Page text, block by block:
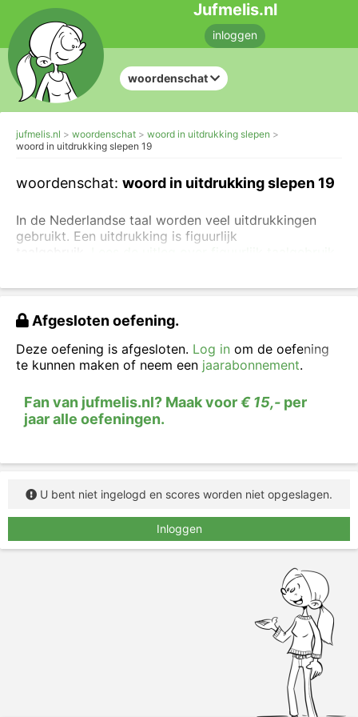
Jufmelis.nl
inloggen
woordenschat
jufmelis.nl woordenschat
woord in uitdrukking slepen
woord in uitdrukking slepen 19
woordenschat: woord in uitdrukking slepen 19
In de Nederlandse taal worden veel uitdrukkingen
gebruikt. Een uitdrukking is figuurlijk
In de onderstaande uitdrukking is steeds een
woord weggelaten. Sleep het juiste woord in de
uitdrukking.
Afgesloten oefening.
Deze oefening is afgesloten. Log in om de oefening
te kunnen maken of neem een jaarabonnement.
Fan van jufmelis.nl? Maak voor€ 15,- per
jaar alle oefeningen.
U bent niet ingelogd en scores worden niet opgeslagen.
Inloggen